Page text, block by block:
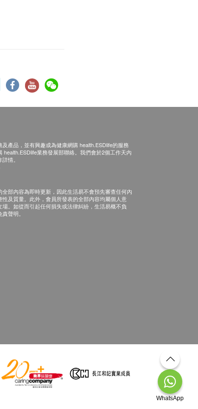
產品，並有興趣成為健康網購 health.ESDlife的服務
health.ESDlife業務發展部聯絡。我們會於2個工作天內
情。
部內容為即時更新，因此生活易不會預先審查任何內
及質量。此外，會員所發表的全部內容均屬個人意
。如從而引起任何損失或法律糾紛，生活易概不負
聲明。
WhatsApp